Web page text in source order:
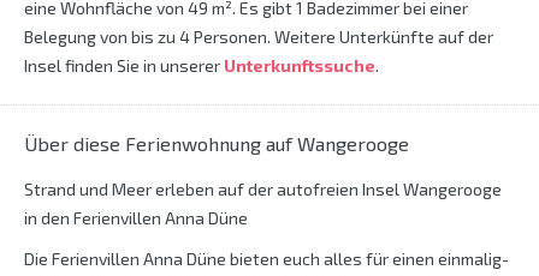
eine Wohnfläche von 49 m². Es gibt 1 Badezimmer bei einer
Belegung von bis zu 4 Personen. Weitere Unterkünfte auf der
Insel finden Sie in unserer Unterkunftssuche.
Über diese Ferienwohnung auf Wangerooge
Strand und Meer erleben auf der autofreien Insel Wangerooge
in den Ferienvillen Anna Düne
Die Ferienvillen Anna Düne bieten euch alles für einen einmalig-